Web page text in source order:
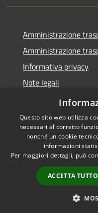
Amministrazione
Amministrazione
Informativa privacy
Note legali
Dichiarazione di
Accessibilità
Questo sito web utilizza
necessari al corretto
nonché un cookie
informazioni
Per maggiori dettagli, può
ACCETTA TUTTO